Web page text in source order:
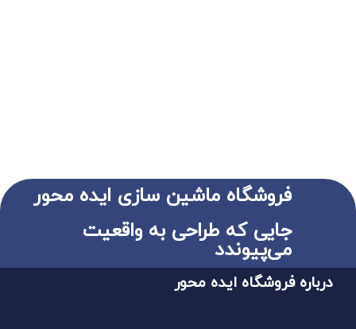
فروشگاه ماشین سازی ایده محور
جایی که طراحی به واقعیت
می‌پیوندد
درباره فروشگاه ایده محور